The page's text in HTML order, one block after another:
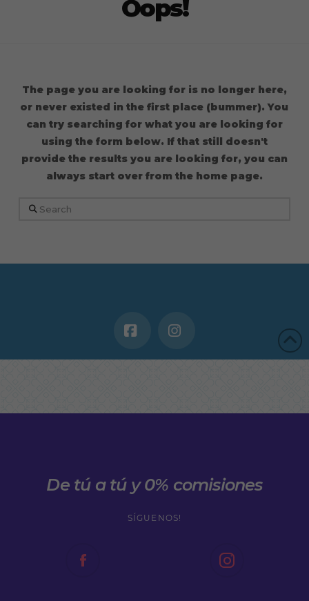
De tú a tú y 0% comisiones
SÍGUENOS!